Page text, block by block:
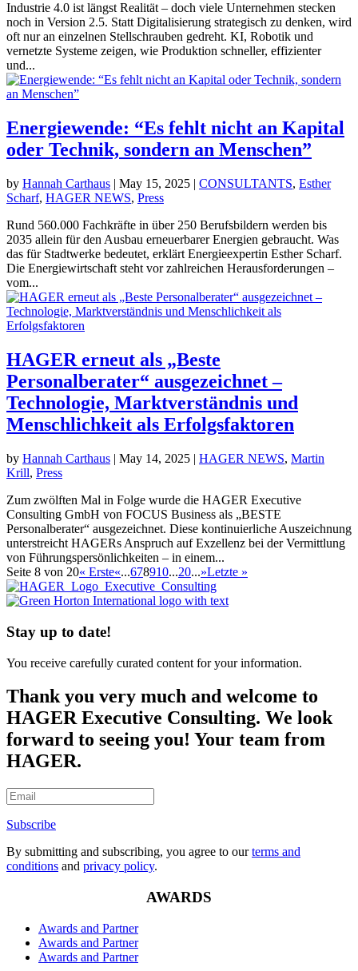
Industrie 4.0 ist längst Realität – doch viele Unternehmen stecken
noch in Version 2.5. Statt Digitalisierung strategisch zu denken, wird
oft nur an einzelnen Stellschrauben gedreht. KI, Robotik und
vernetzte Systeme zeigen, wie Produktion schneller, effizienter
und...
Energiewende: “Es fehlt nicht an Kapital
oder Technik, sondern an Menschen”
by Hannah Carthaus | May 15, 2025 | CONSULTANTS, Esther
Scharf, HAGER NEWS, Press
Rund 560.000 Fachkräfte in über 250 Berufsbildern werden bis
2035 allein für den Ausbau erneuerbarer Energien gebraucht. Was
das für Stadtwerke bedeutet, erklärt Energieexpertin Esther Scharf.
Die Energiewirtschaft steht vor zahlreichen Herausforderungen –
vom...
HAGER erneut als „Beste
Personalberater“ ausgezeichnet –
Technologie, Marktverständnis und
Menschlichkeit als Erfolgsfaktoren
by Hannah Carthaus | May 14, 2025 | HAGER NEWS, Martin
Krill, Press
Zum zwölften Mal in Folge wurde die HAGER Executive
Consulting GmbH von FOCUS Business als „BESTE
Personalberater“ ausgezeichnet. Diese kontinuierliche Auszeichnung
unterstreicht HAGERs Anspruch auf Exzellenz bei der Vermittlung
von Führungspersönlichkeiten – in einem...
Seite 8 von 20« Erste«...678910...20...»Letzte »
Stay up to date!
You receive carefully curated content for your information.
Thank you very much and welcome to
HAGER Executive Consulting. We look
forward to seeing you! Your team from
HAGER.
Subscribe
By submitting and subscribing, you agree to ourterms and
conditions and privacy policy.
AWARDS
Awards and Partner
Awards and Partner
Awards and Partner